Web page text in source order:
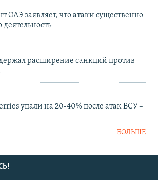
ОАЭ заявляет, что атаки существенно
расширение санкций против
упали на 20-40% после атак ВСУ –
БОЛЬШЕ